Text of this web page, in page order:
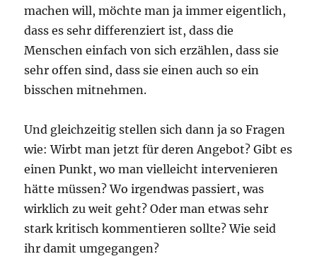
machen will, möchte man ja immer eigentlich,
dass es sehr differenziert ist, dass die
Menschen einfach von sich erzählen, dass sie
sehr offen sind, dass sie einen auch so ein
bisschen mitnehmen.
Und gleichzeitig stellen sich dann ja so Fragen
wie: Wirbt man jetzt für deren Angebot? Gibt es
einen Punkt, wo man vielleicht intervenieren
hätte müssen? Wo irgendwas passiert, was
wirklich zu weit geht? Oder man etwas sehr
stark kritisch kommentieren sollte? Wie seid
ihr damit umgegangen?